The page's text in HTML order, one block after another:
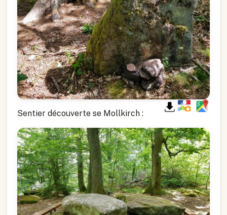
Sentier découverte se Mollkirch :